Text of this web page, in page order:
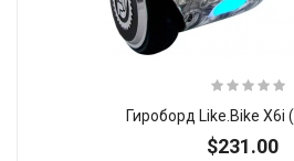
Гироборд Like.Bike X6i
$231.00